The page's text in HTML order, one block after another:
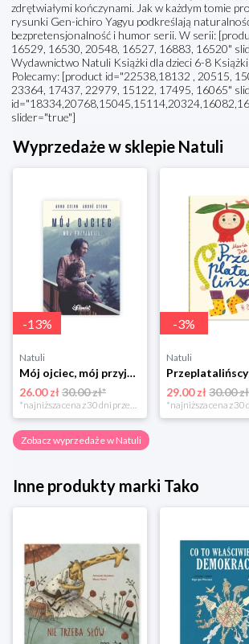
zdrętwiałymi kończynami. Jak w każdym tomie
rysunki Gen-ichiro Yagyu podkreślają
bezpretensjonalność i humor serii. W serii:
16529, 16530, 20548, 16527, 16883, 16520"
Wydawnictwo Natuli Książki dla dzieci 6-8 Książki
Polecamy: [product id="22538,18132 , 20515,
23364, 17437, 22979, 15122, 17495, 16065"
slider="true"]
Wyprzedaże w sklepie Natuli
-13%
Natuli
Mój ojciec, mój przyjaciel Element
26.00 zł30.00 zł*
*najniższa cena z 30 dni przed obniżką
-3%
Natuli
29.00 zł 30.00
Zobacz wyprzedaże w Natuli
Inne produkty marki Tako